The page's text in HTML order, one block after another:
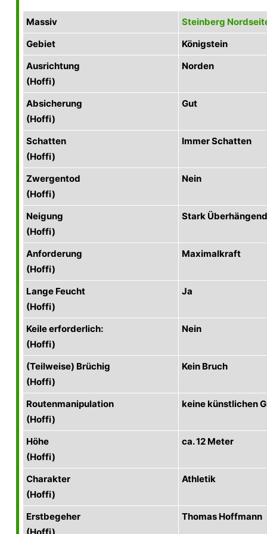
Massiv
Steinberg
Gebiet
Königstein
Ausrichtung
(Hoffi)
Norden
Absicherung
(Hoffi)
Gut
Schatten
(Hoffi)
Immer Schatten
Zwergentod
(Hoffi)
Nein
Neigung
(Hoffi)
Stark Überhängend
Anforderung
(Hoffi)
Maximalkraft
Lange Feucht
(Hoffi)
Ja
Keile erforderlich:
(Hoffi)
Nein
(Teilweise) Brüchig
(Hoffi)
Kein Bruch
Routenmanipulation
(Hoffi)
keine künstlichen
Höhe
(Hoffi)
ca. 12 Meter
Charakter
(Hoffi)
Athletik
Erstbegeher
Thomas Hoffmann